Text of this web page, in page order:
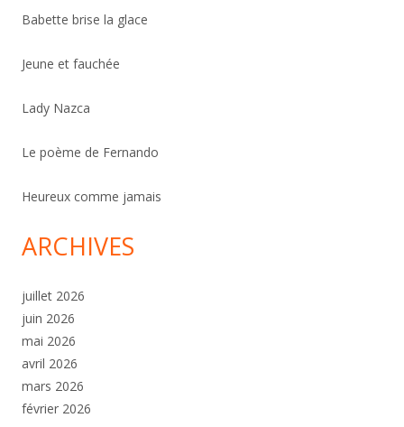
Babette brise la glace
Jeune et fauchée
Lady Nazca
Le poème de Fernando
Heureux comme jamais
ARCHIVES
juillet 2026
juin 2026
mai 2026
avril 2026
mars 2026
février 2026